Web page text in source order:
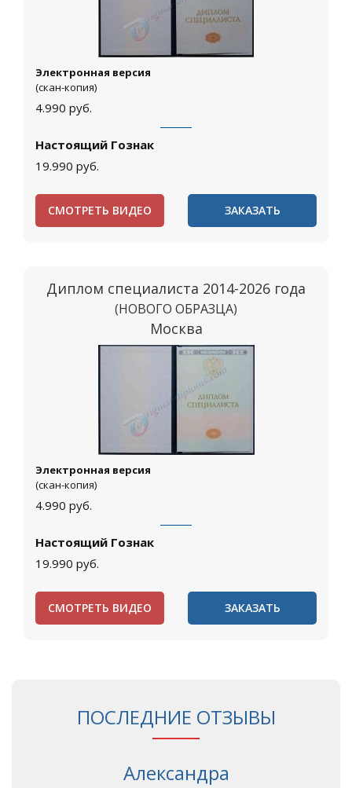
Электронная версия
(скан-копия)
4.990 руб.
Настоящий Гознак
19.990 руб.
СМОТРЕТЬ ВИДЕО ЗАКАЗАТЬ
Диплом специалиста 2014-2026 года
(НОВОГО ОБРАЗЦА)
Москва
Электронная версия
(скан-копия)
4.990 руб.
Настоящий Гознак
19.990 руб.
СМОТРЕТЬ ВИДЕО ЗАКАЗАТЬ
ПОСЛЕДНИЕ ОТЗЫВЫ
Александра